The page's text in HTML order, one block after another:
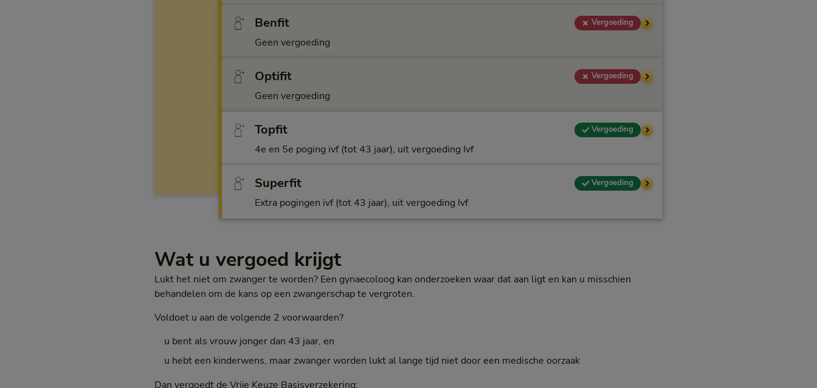
Benfit Vergoeding
Geen vergoeding
Optifit Vergoeding
Geen vergoeding
Topfit Vergoeding
4e en 5e poging ivf (tot 43 jaar), uit vergoeding Ivf
Superfit Vergoeding
Extra pogingen ivf (tot 43 jaar), uit vergoeding Ivf
Wat u vergoed krijgt
Lukt het niet om zwanger te worden? Een gynaecoloog kan onderzoeken waar dat aan ligt en kan u misschien
behandelen om de kans op een zwangerschap te vergroten.
Voldoet u aan de volgende 2 voorwaarden?
u bent als vrouw jonger dan 43 jaar, en
u hebt een kinderwens, maar zwanger worden lukt al lange tijd niet door een medische oorzaak
Dan vergoedt de Vrije Keuze Basisverzekering: